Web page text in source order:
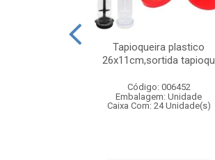
Tapioqueira plastico
26x11cm,sortida tapioqu
Código: 006452
Embalagem: Unidade
Caixa Com: 24 Unidade(s)